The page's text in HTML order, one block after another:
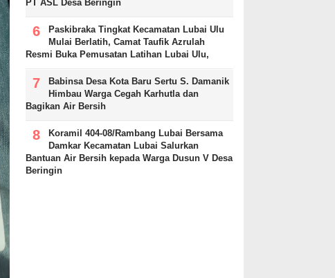
PT ASL Desa Beringin
Paskibraka Tingkat Kecamatan Lubai Ulu
Mulai Berlatih, Camat Taufik Azrulah
Resmi Buka Pemusatan Latihan Lubai Ulu,
Babinsa Desa Kota Baru Sertu S. Damanik
Himbau Warga Cegah Karhutla dan
Bagikan Air Bersih
Koramil 404-08/Rambang Lubai Bersama
Damkar Kecamatan Lubai Salurkan
Bantuan Air Bersih kepada Warga Dusun V Desa
Beringin